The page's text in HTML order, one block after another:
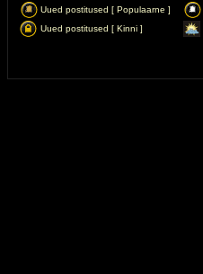
Uued postitused [ Populaarne ]
Uued postitused [ Kinni ]